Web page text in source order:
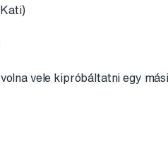
vele kipróbáltatni egy